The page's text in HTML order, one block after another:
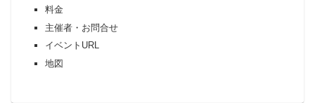
料金
主催者・お問合せ
イベントURL
地図